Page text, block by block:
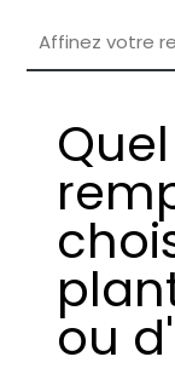
Affinez votre
ou